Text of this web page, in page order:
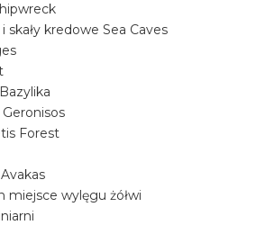
skały kredowe Sea Caves
Forest
miejsce wylęgu żółwi